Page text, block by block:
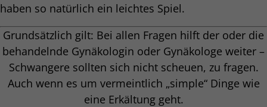
haben so natürlich ein leichtes Spiel.
Grundsätzlich gilt: Bei allen Fragen hilft der oder die
behandelnde Gynäkologin oder Gynäkologe weiter –
Schwangere sollten sich nicht scheuen, zu fragen.
Auch wenn es um vermeintlich „simple“ Dinge wie
eine Erkältung geht.